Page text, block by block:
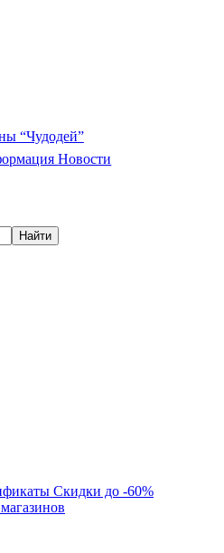
“Чудодей”
Новости
Найти
Скидки до -60%